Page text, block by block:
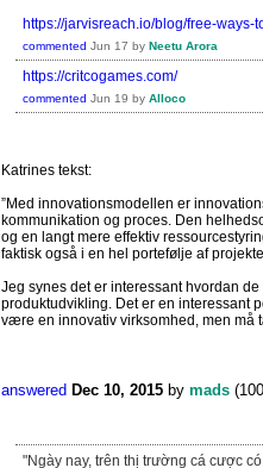
https://jarvisreach.io/blog/free-ways-
commented Jun 17 by Neetu Arora
https://critcogames.com/
commented Jun 19 by Alloco
Katrines tekst:
”Med innovationsmodellen er
kommunikation og proces. Den
og en langt mere effektiv
faktisk også i en hel portefølje af
Jeg synes det er interessant hvordan
produktudvikling. Det er en interessant
være en innovativ virksomhed, men må
answered Dec 10, 2015 by mads (100
"Ngày nay, trên thị trường cá cược